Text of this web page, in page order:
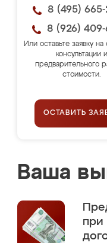
8 (495) 665-
8 (926) 409-
Или оставьте заявку на
консультации и
предварительного
стоимости.
ОСТАВИТЬ
Ваша
при